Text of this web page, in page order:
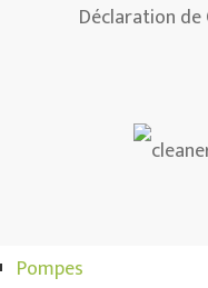
Déclaration
Pompes